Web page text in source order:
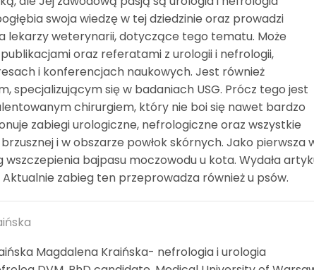
swoja wiedzę w tej dziedzinie oraz prowadzi
lekarzy weterynarii, dotyczące tego tematu. Może
oraz referatami z urologii i nefrologii,
i konferencjach naukowych. Jest również
specjalizującym się w badaniach USG. Prócz tego jest
chirurgiem, który nie boi się nawet bardzo
zabiegi urologiczne, nefrologiczne oraz wszystkie
i w obszarze powłok skórnych. Jako pierwsza
wszczepienia bajpasu moczowodu u kota. Wydała
zabieg ten przeprowadza również u psów.
Magdalena Kraińska- nefrologia i urologia